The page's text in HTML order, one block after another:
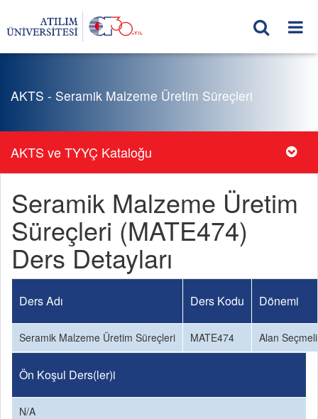
AKTS - Seramik Malzeme Üretim Süreçleri
AKTS ve TYYÇ Kataloğu
Seramik Malzeme Üretim
Süreçleri (MATE474)
Ders Detayları
Ders Adı Ders Kodu Dönemi
Seramik Malzeme Üretim Süreçleri MATE474 Alan Seçmeli
Ön Koşul Ders(ler)i
N/A